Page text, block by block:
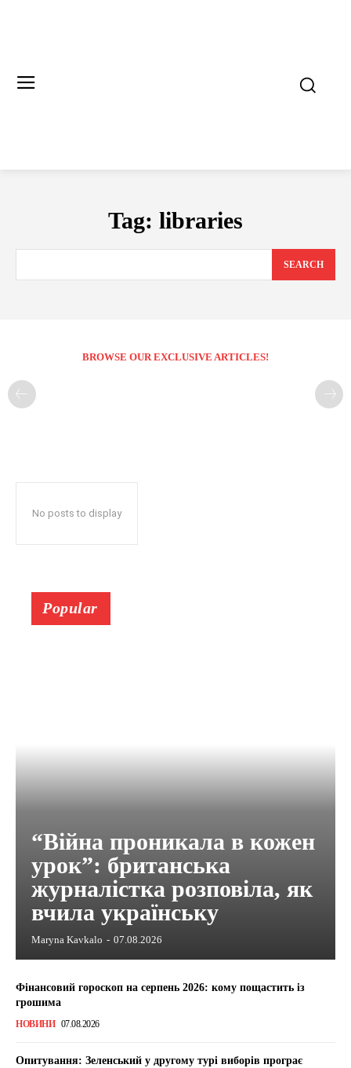
Tag: libraries
SEARCH
BROWSE OUR EXCLUSIVE ARTICLES!
No posts to display
Popular
“Війна проникала в кожен
урок”: британська
журналістка розповіла, як
вчила українську
Maryna Kavkalo - 07.08.2026
Фінансовий гороскоп на серпень 2026: кому пощастить із
грошима
НОВИНИ 07.08.2026
Опитування: Зеленський у другому турі виборів програє